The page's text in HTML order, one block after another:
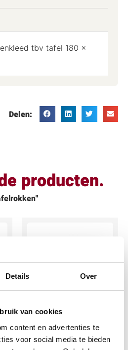
Details Over
van cookies
content en advertenties te
voor social media te bieden
tbv tafel 180 x
Delen:
producten.
donkerblauw 410 x
73 cm.
€17,08